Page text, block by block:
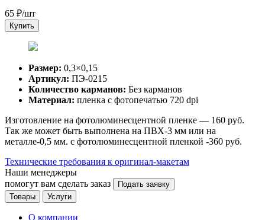
65 ₽/шт
Купить
Размер: 0,3×0,15
Артикул: ПЭ-0215
Количество карманов: Без карманов
Материал: пленка с фотопечатью 720 dpi
Изготовление на фотолюминесцентной пленке — 160 руб.
Так же может быть выполнена на ПВХ-3 мм или на
металле-0,5 мм. с фотолюминесцентной пленкой -360 руб.
Технические требования к оригинал-макетам
Наши менеджеры
помогут вам сделать заказ
Подать заявку
Товары
Услуги
О компании